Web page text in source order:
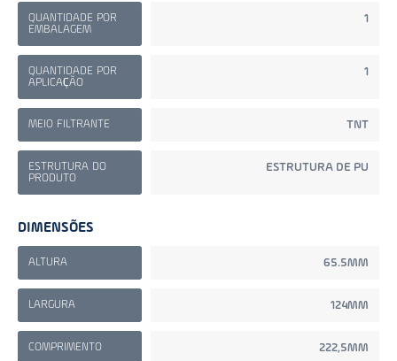
QUANTIDADE POR
EMBALAGEM
1
QUANTIDADE POR
APLICAÇÃO
1
MEIO FILTRANTE TNT
ESTRUTURA DO
PRODUTO
ESTRUTURA DE PU
DIMENSÕES
ALTURA 65.5MM
LARGURA 124MM
COMPRIMENTO 222,5MM